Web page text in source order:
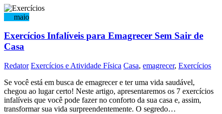
maio
Exercícios Infalíveis para Emagrecer Sem Sair de
Casa
Redator Exercícios e Atividade Física Casa, emagrecer, Exercícios
Se você está em busca de emagrecer e ter uma vida saudável,
chegou ao lugar certo! Neste artigo, apresentaremos os 7 exercícios
infalíveis que você pode fazer no conforto da sua casa e, assim,
transformar sua vida surpreendentemente. O segredo…